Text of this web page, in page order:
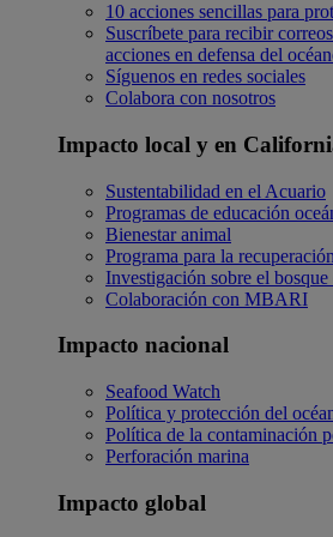
10 acciones sencillas para
Suscríbete para recibir
acciones en defensa del
Síguenos en redes sociales
Colabora con nosotros
Impacto local y en
Sustentabilidad en el Acuario
Programas de educación
Bienestar animal
Programa para la
Investigación sobre el bosque
Colaboración con MBARI
Impacto nacional
Seafood Watch
Política y protección del
Política de la contaminación
Perforación marina
Impacto global